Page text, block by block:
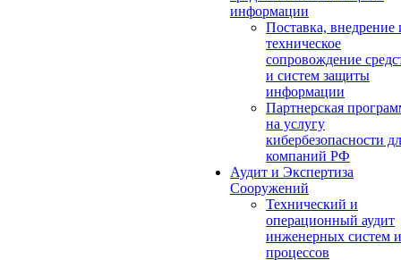
информации
Поставка, внедрение
техническое
сопровождение
и систем защиты
информации
Партнерская
на услугу
кибербезопасности
компаний РФ
Аудит и Экспертиза
Сооружений
Технический и
операционный аудит
инженерных систем и
процессов